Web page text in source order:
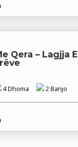
Qera – Lagjja E
4 Dhoma 2 Banjo